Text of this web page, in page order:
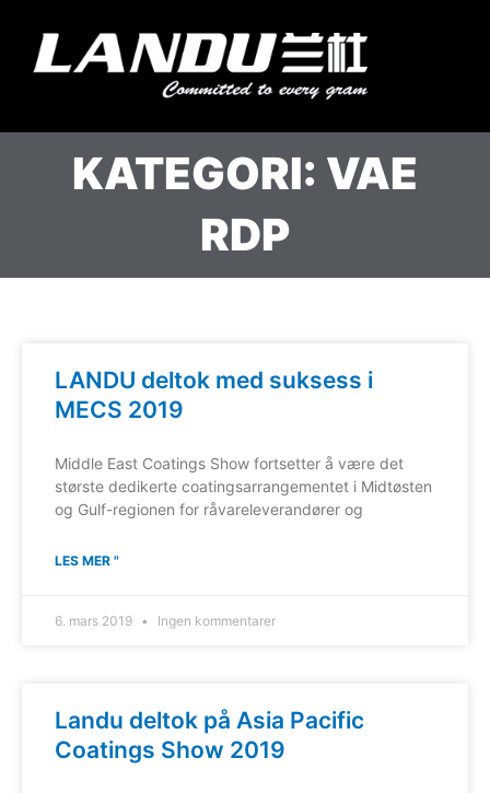
innhold
KATEGORI: VAE
RDP
LANDU deltok med suksess i
MECS 2019
Middle East Coatings Show fortsetter å være det
største dedikerte coatingsarrangementet i Midtøsten
og Gulf-regionen for råvareleverandører og
LES MER "
6. mars 2019 Ingen kommentarer
Landu deltok på Asia Pacific
Coatings Show 2019